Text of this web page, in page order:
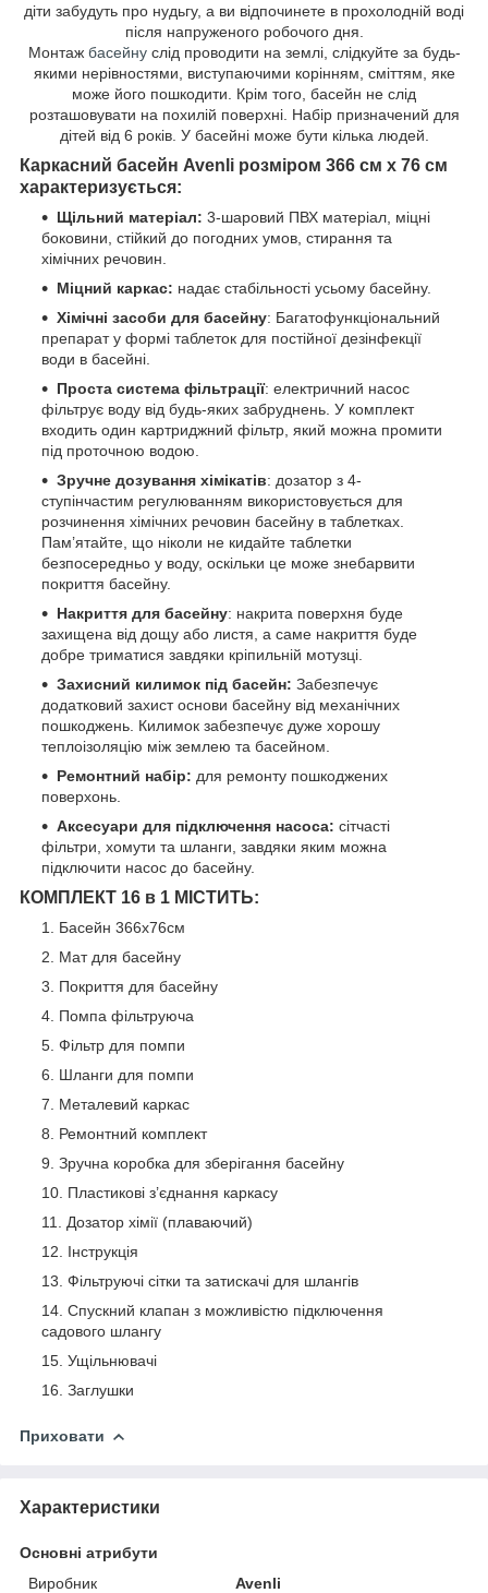
діти забудуть про нудьгу, а ви відпочинете в прохолодній воді
після напруженого робочого дня.
Монтаж басейнуслід проводити на землі, слідкуйте за будь-
якими нерівностями, виступаючими корінням, сміттям, яке
може його пошкодити. Крім того, басейн не слід
розташовувати на похилій поверхні. Набір призначений для
дітей від 6 років. У басейні може бути кілька людей.
Каркасний басейн Avenli розміром 366 см х 76 см
характеризується:
Щільний матеріал: 3-шаровий ПВХ матеріал, міцні
боковини, стійкий до погодних умов, стирання та
хімічних речовин.
Міцний каркас: надає стабільності усьому басейну.
Хімічні засоби для басейну: Багатофункціональний
препарат у формі таблеток для постійної дезінфекції
води в басейні.
Проста система фільтрації: електричний насос
фільтрує воду від будь-яких забруднень. У комплект
входить один картриджний фільтр, який можна промити
під проточною водою.
Зручне дозування хімікатів: дозатор з 4-
ступінчастим регулюванням використовується для
розчинення хімічних речовин басейну в таблетках.
Пам’ятайте, що ніколи не кидайте таблетки
безпосередньо у воду, оскільки це може знебарвити
покриття басейну.
Накриття для басейну: накрита поверхня буде
захищена від дощу або листя, а саме накриття буде
добре триматися завдяки кріпильній мотузці.
Захисний килимок під басейн: Забезпечує
додатковий захист основи басейну від механічних
пошкоджень. Килимок забезпечує дуже хорошу
теплоізоляцію між землею та басейном.
Ремонтний набір: для ремонту пошкоджених
поверхонь.
Аксесуари для підключення насоса: сітчасті
фільтри, хомути та шланги, завдяки яким можна
підключити насос до басейну.
КОМПЛЕКТ 16 в 1 МІСТИТЬ:
Басейн 366x76см
Мат для басейну
Покриття для басейну
Помпа фільтруюча
Фільтр для помпи
Шланги для помпи
Металевий каркас
Ремонтний комплект
Зручна коробка для зберігання басейну
Пластикові з’єднання каркасу
Дозатор хімії (плаваючий)
Інструкція
Фільтруючі сітки та затискачі для шлангів
Спускний клапан з можливістю підключення
садового шлангу
Ущільнювачі
Заглушки
Приховати
Характеристики
Основні атрибути
Виробник
Avenli